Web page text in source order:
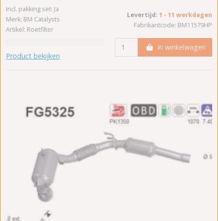
Incl. pakking set: Ja
Merk: BM Catalysts
Artikel: Roetfilter
Product bekijken
Levertijd: 1 - 11 werkdagen
Fabrikantcode: BM11579HP
In winkelwagen